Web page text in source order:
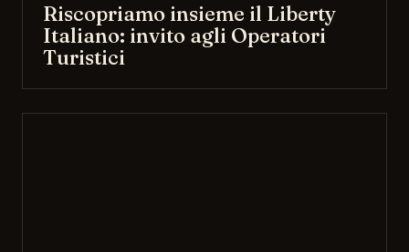
Riscopriamo insieme il Liberty
Italiano: invito agli Operatori
Turistici